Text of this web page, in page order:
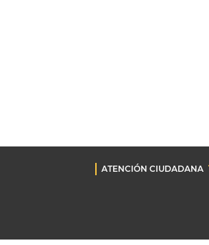
ATENCIÓN CIUDADANA